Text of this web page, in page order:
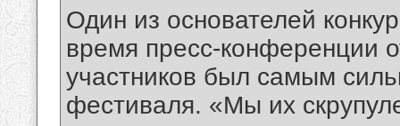
Один из основателей
время пресс-конференции
участников был самым
фестиваля. «Мы их